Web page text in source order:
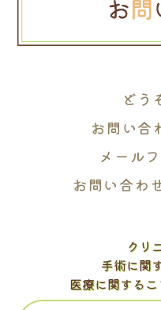
どう
お問い合
メール
お問い合わ
クリ
手術に関
医療に関する